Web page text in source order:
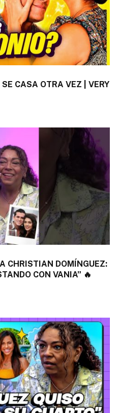
CASA OTRA VEZ | VERY
CHRISTIAN DOMÍNGUEZ:
CON VANIA” 🔥